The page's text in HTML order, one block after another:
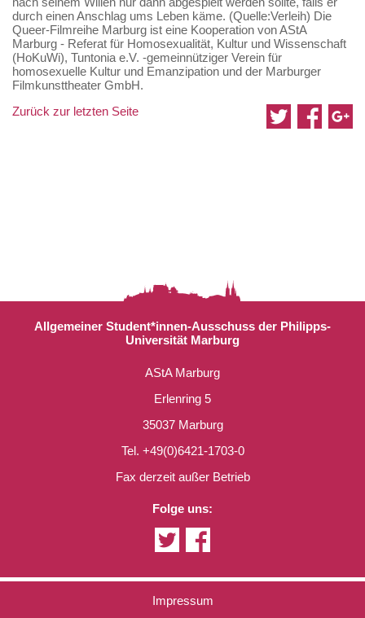
durch einen Anschlag ums Leben käme. (Quelle:Verleih) Die
Queer-Filmreihe Marburg ist eine Kooperation von AStA
Marburg - Referat für Homosexualität, Kultur und Wissenschaft
(HoKuWi), Tuntonia e.V. -gemeinnütziger Verein für
homosexuelle Kultur und Emanzipation und der Marburger
Filmkunsttheater GmbH.
Zurück zur letzten Seite
Impressum
Allgemeiner Student*innen-Ausschuss der Philipps-
Universität Marburg
Folge uns:
AStA Marburg
Erlenring 5
35037 Marburg
Tel. +49(0)6421-1703-0
Fax derzeit außer Betrieb